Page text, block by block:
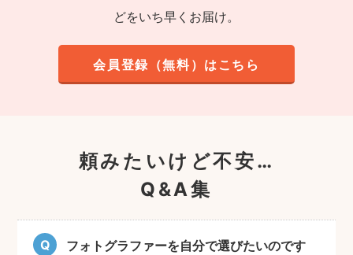
どをいち早くお届け。
会員登録（無料）はこちら
頼みたいけど不安…
Q&A集
フォトグラファーを自分で選びたいのです